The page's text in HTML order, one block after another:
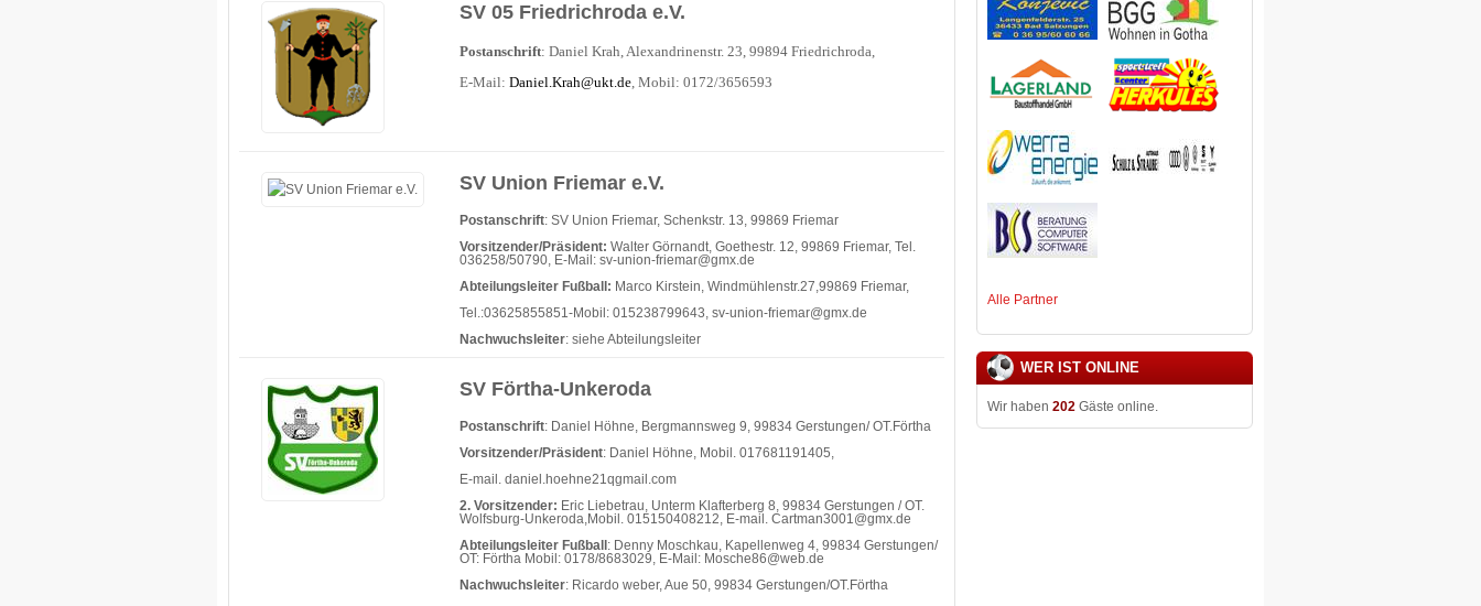
SV 05 Friedrichroda e.V.
Postanschrift: Daniel Krah, Alexandrinenstr. 23, 99894 Friedrichroda,
E-Mail: Daniel.Krah@ukt.de, Mobil: 0172/3656593
SV Union Friemar e.V.
Postanschrift: SV Union Friemar, Schenkstr. 13, 99869 Friemar
Vorsitzender/Präsident: Walter Görnandt, Goethestr. 12, 99869 Friemar, Tel.
036258/50790, E-Mail: sv-union-friemar@gmx.de
Abteilungsleiter Fußball: Marco Kirstein, Windmühlenstr.27,99869 Friemar,
Tel.:03625855851-Mobil: 015238799643, sv-union-friemar@gmx.de
Nachwuchsleiter: siehe Abteilungsleiter
SV Förtha-Unkeroda
Postanschrift: Daniel Höhne, Bergmannsweg 9, 99834 Gerstungen/ OT.Förtha
Vorsitzender/Präsident: Daniel Höhne, Mobil. 017681191405,
E-mail. daniel.hoehne21qgmail.com
2. Vorsitzender: Eric Liebetrau, Unterm Klafterberg 8, 99834 Gerstungen / OT.
Wolfsburg-Unkeroda,Mobil. 015150408212, E-mail. Cartman3001@gmx.de
Abteilungsleiter Fußball : Denny Moschkau, Kapellenweg 4, 99834 Gerstungen/
OT: Förtha Mobil: 0178/8683029, E-Mail: Mosche86@web.de
Nachwuchsleiter: Ricardo weber, Aue 50, 99834 Gerstungen/OT.Förtha
Alle Partner
WER IST ONLINE
Wir haben 202Gäste online.